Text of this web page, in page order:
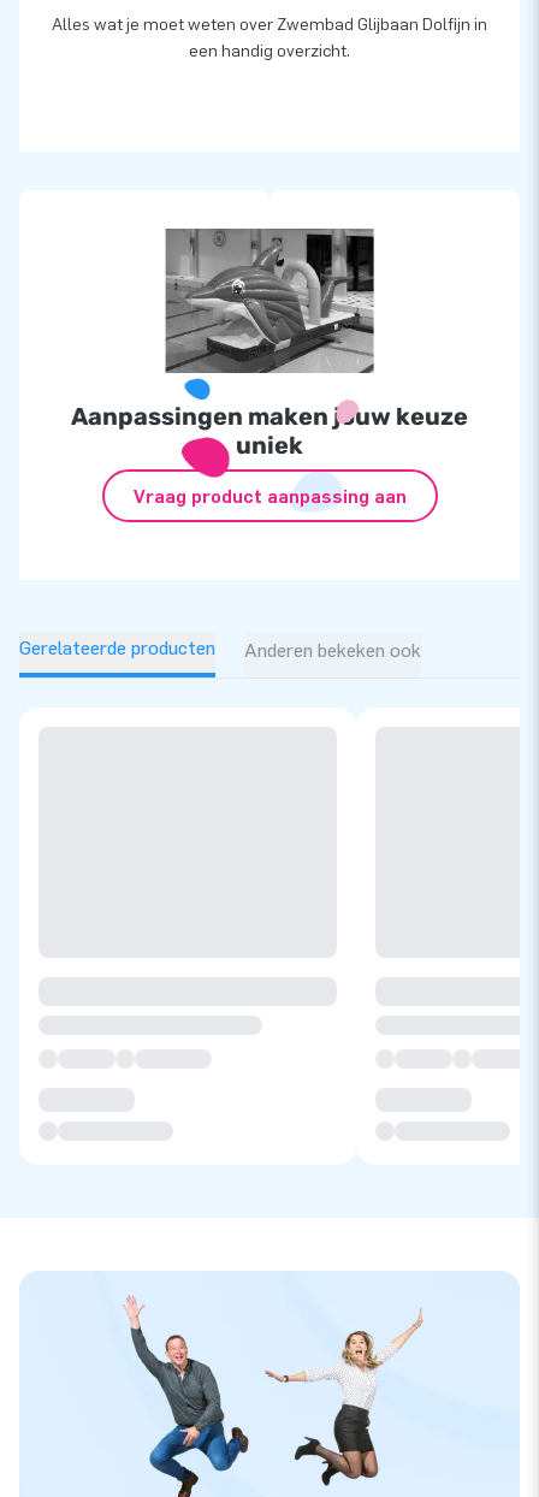
Alles wat je moet weten over Zwembad Glijbaan Dolfijn in
een handig overzicht.
Aanpassingen maken jouw keuze
uniek
Vraag product aanpassing aan
Gerelateerde producten Anderen bekeken ook